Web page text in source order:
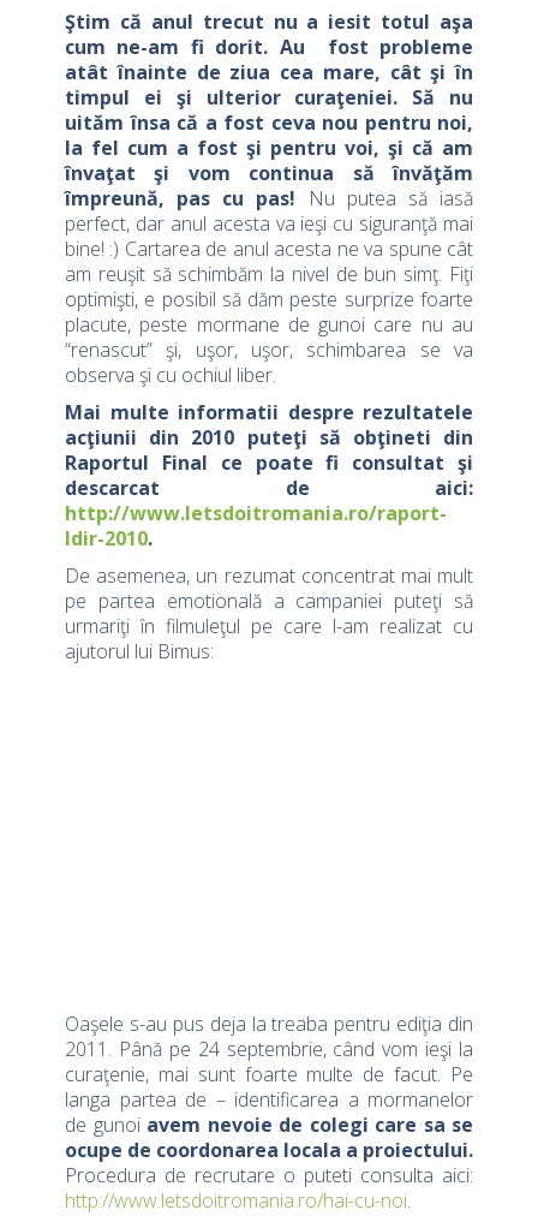
Ştim că anul trecut nu a iesit totul aşa
cum ne-am fi dorit. Au fost probleme
atât înainte de ziua cea mare, cât şi în
timpul ei şi ulterior curaţeniei. Să nu
uităm însa că a fost ceva nou pentru noi,
la fel cum a fost şi pentru voi, şi că am
învaţat şi vom continua să învăţăm
împreună, pas cu pas!
Nu putea să iasă
perfect, dar anul acesta va ieşi cu siguranţă mai
bine! :) Cartarea de anul acesta ne va spune cât
am reuşit să schimbăm la nivel de bun simţ. Fiţi
optimişti, e posibil să dăm peste surprize foarte
placute, peste mormane de gunoi care nu au
“renascut” şi, uşor, uşor, schimbarea se va
observa şi cu ochiul liber.
Mai multe informatii despre rezultatele
acţiunii din 2010 puteţi să obţineti din
Raportul Final ce poate fi consultat şi
descarcat de aici:
http://www.letsdoitromania.ro/raport-
ldir-2010.
De asemenea, un rezumat concentrat mai mult
pe partea emotională a campaniei puteţi să
urmariţi în filmuleţul pe care l-am realizat cu
ajutorul lui Bimus:
Oaşele s-au pus deja la treaba pentru ediţia din
2011. Până pe 24 septembrie, când vom ieşi la
curaţenie, mai sunt foarte multe de facut. Pe
langa partea de – identificarea a mormanelor
de gunoi avem nevoie de colegi care sa se
ocupe de coordonarea locala a proiectului.
Procedura de recrutare o puteti consulta aici:
http://www.letsdoitromania.ro/hai-cu-noi.